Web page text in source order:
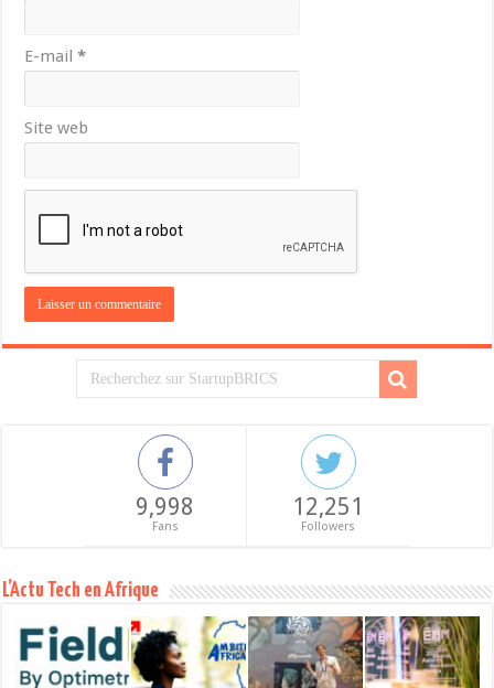
E-mail*
Site web
9,998
Fans
12,251
Followers
L’Actu Tech en Afrique